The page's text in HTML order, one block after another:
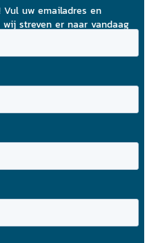
uw emailadres en
streven er naar vandaag